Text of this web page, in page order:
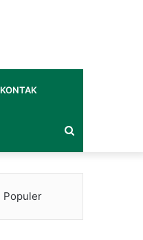
KONTAK
Pencarian
Populer